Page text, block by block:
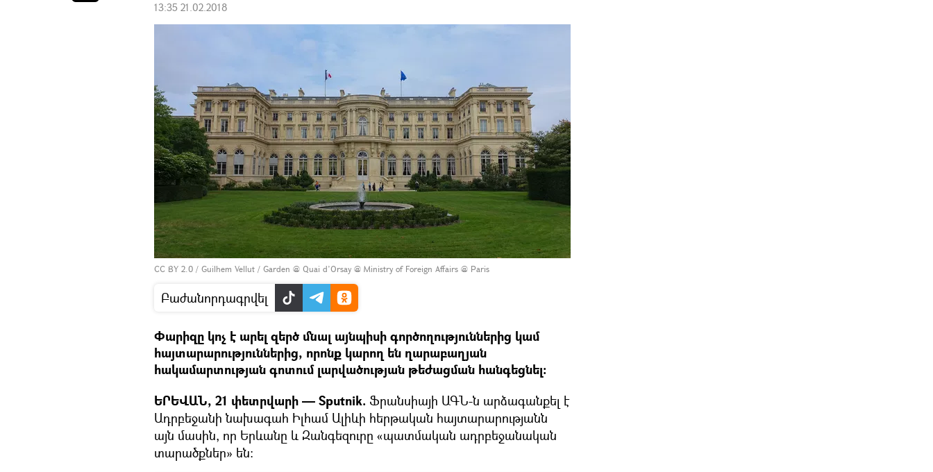
13:35 21.02.2018
CC BY 2.0 / Guilhem Vellut / Garden @ Quai d’Orsay @ Ministry of Foreign Affairs @ Paris
Բաժանորդագրվել
Փարիզը կոչ է արել զերծ մնալ այնպիսի գործողություններից կամ
հայտարարություններից, որոնք կարող են ղարաբաղյան
հակամարտության գոտում լարվածության թեժացման հանգեցնել։
ԵՐԵՎԱՆ, 21 փետրվարի — Sputnik. Ֆրանսիայի ԱԳՆ-ն արձագանքել է
Ադրբեջանի նախագահ Իլհամ Ալիևի հերթական հայտարարությանն
այն մասին, որ Երևանը և Զանգեզուրը «պատմական ադրբեջանական
տարածքներ» են։